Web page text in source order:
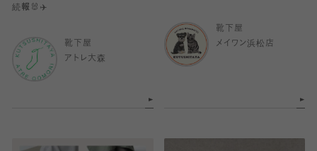
続報🐰✈️
靴下屋
アトレ大森
靴下屋
メイワン浜松店